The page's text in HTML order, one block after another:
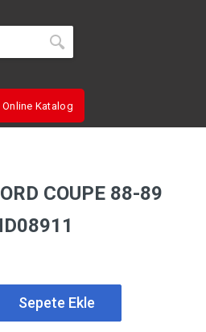
Online Katalog
COUPE 88-89
Sepete Ekle